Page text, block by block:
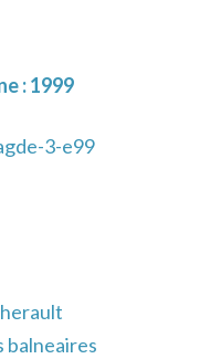
: 1999
3-e99
balneaires